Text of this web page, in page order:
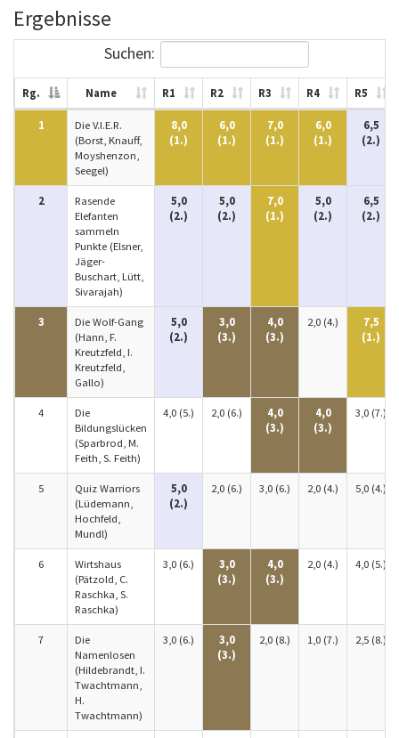
Ergebnisse
Suchen:
Rg. Name R1 R2 R3 R4 R5
1
Die V.I.E.R.
(Borst, Knauff,
Moyshenzon,
Seegel)
8,0
(1.)
6,0
(1.)
7,0
(1.)
6,0
(1.)
6,5
(2.)
2
Rasende
Elefanten
sammeln
Punkte (Elsner,
Jäger-
Buschart, Lütt,
Sivarajah)
5,0
(2.)
5,0
(2.)
7,0
(1.)
5,0
(2.)
6,5
(2.)
3
Die Wolf-Gang
(Hann, F.
Kreutzfeld, I.
Kreutzfeld,
Gallo)
5,0
(2.)
3,0
(3.)
4,0
(3.)
2,0 (4.)
7,5
(1.)
4
Die
Bildungslücken
(Sparbrod, M.
Feith, S. Feith)
4,0 (5.) 2,0 (6.)
4,0
(3.)
4,0
(3.)
3,0 (7.)
5
Quiz Warriors
(Lüdemann,
Hochfeld,
Mundl)
5,0
(2.)
2,0 (6.) 3,0 (6.) 2,0 (4.) 5,0 (4.)
6
Wirtshaus
(Pätzold, C.
Raschka, S.
Raschka)
3,0 (6.)
3,0
(3.)
4,0
(3.)
2,0 (4.) 4,0 (5.)
7
Die
Namenlosen
(Hildebrandt, I.
Twachtmann,
H.
Twachtmann)
3,0 (6.)
3,0
(3.)
2,0 (8.) 1,0 (7.) 2,5 (8.)